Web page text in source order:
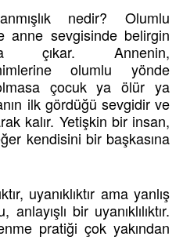
nedir? Olumlu
anne sevgisinde belirgin
çıkar. Annenin,
olumlu yönde
çocuk ya ölür ya
ilk gördüğü sevgidir ve
kalır. Yetişkin bir insan,
kendisini bir başkasına
uyanıklıktır ama yanlış
bir uyanıklılıktır.
pratiği çok yakından